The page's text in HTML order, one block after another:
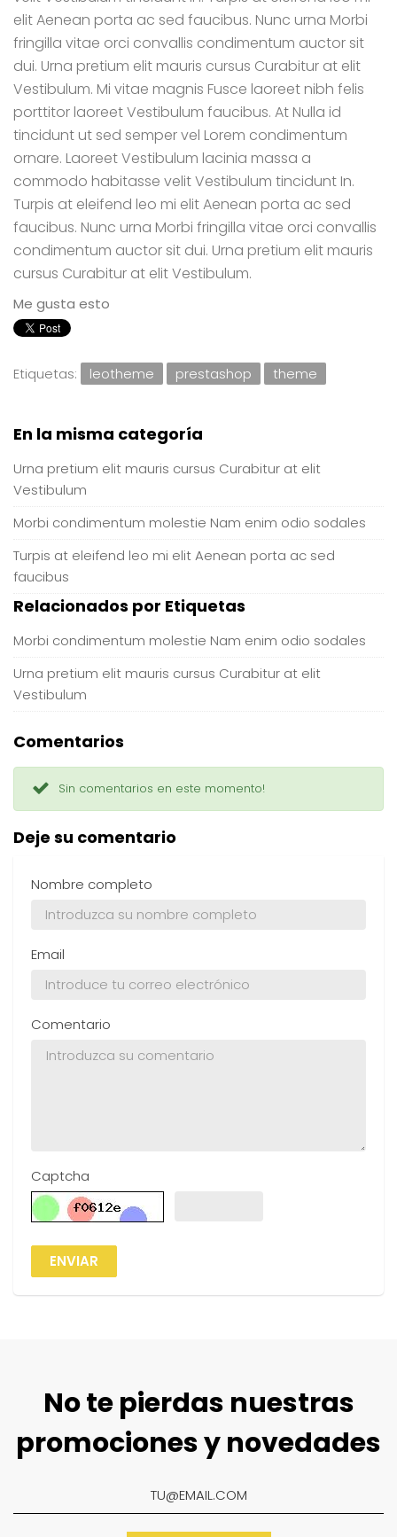
elit Aenean porta ac sed faucibus. Nunc urna Morbi
fringilla vitae orci convallis condimentum auctor sit
dui. Urna pretium elit mauris cursus Curabitur at elit
Vestibulum. Mi vitae magnis Fusce laoreet nibh felis
porttitor laoreet Vestibulum faucibus. At Nulla id
tincidunt ut sed semper vel Lorem condimentum
ornare. Laoreet Vestibulum lacinia massa a
commodo habitasse velit Vestibulum tincidunt In.
Turpis at eleifend leo mi elit Aenean porta ac sed
faucibus. Nunc urna Morbi fringilla vitae orci convallis
condimentum auctor sit dui. Urna pretium elit mauris
cursus Curabitur at elit Vestibulum.
Me gusta esto
Etiquetas: leotheme prestashop theme
En la misma categoría
Urna pretium elit mauris cursus Curabitur at elit
Vestibulum
Morbi condimentum molestie Nam enim odio sodales
Turpis at eleifend leo mi elit Aenean porta ac sed
faucibus
Relacionados por Etiquetas
Morbi condimentum molestie Nam enim odio sodales
Urna pretium elit mauris cursus Curabitur at elit
Vestibulum
Comentarios
Sin comentarios en este momento!
Deje su comentario
Nombre completo
Email
Comentario
Captcha
ENVIAR
No te pierdas nuestras
promociones y novedades